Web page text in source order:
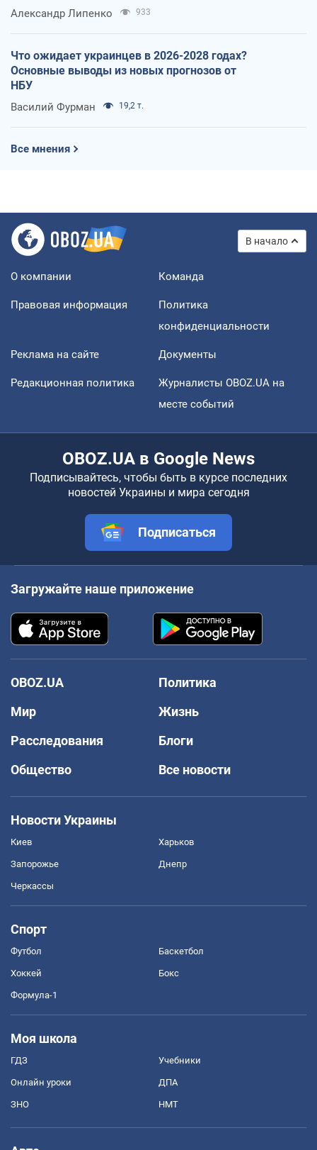
Александр Липенко 933
Что ожидает украинцев в 2026-2028 годах?
Основные выводы из новых прогнозов от
НБУ
Василий Фурман 19,2 т.
Все мнения
В начало
О компании Команда
Правовая информация
Политика
конфиденциальности
Реклама на сайте Документы
Редакционная политика
Журналисты OBOZ.UA на
месте событий
OBOZ.UA в Google News
Подписывайтесь, чтобы быть в курсе последних
новостей Украины и мира сегодня
Подписаться
Загружайте наше приложение
OBOZ.UA
Политика
Мир
Жизнь
Расследования
Блоги
Общество
Все новости
Новости Украины
Киев Харьков
Запорожье Днепр
Черкассы
Спорт
Футбол Баскетбол
Хоккей Бокс
Формула-1
Моя школа
ГДЗ Учебники
Онлайн уроки ДПА
ЗНО НМТ